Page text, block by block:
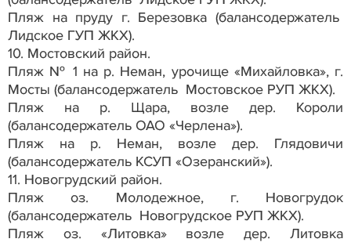
Пляж на пруду г. Березовка (балансодержатель
Лидское ГУП ЖКХ).
10. Мостовский район.
Пляж № 1 на р. Неман, урочище «Михайловка», г.
Мосты (балансодержатель Мостовское РУП ЖКХ).
Пляж на р. Щара, возле дер. Короли
(балансодержатель ОАО «Черлена»).
Пляж на р. Неман, возле дер. Глядовичи
(балансодержатель КСУП «Озеранский»).
11. Новогрудский район.
Пляж оз. Молодежное, г. Новогрудок
(балансодержатель Новогрудское РУП ЖКХ).
Пляж оз. «Литовка» возле дер. Литовка